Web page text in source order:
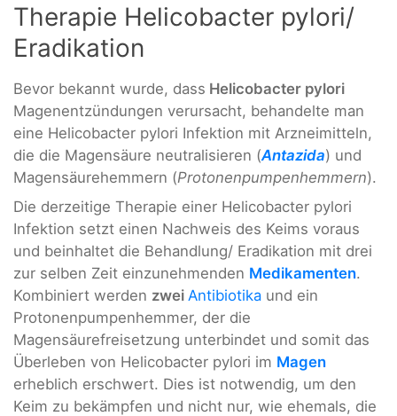
Therapie Helicobacter pylori/
Eradikation
Bevor bekannt wurde, dass Helicobacter pylori
Magenentzündungen verursacht, behandelte man
eine Helicobacter pylori Infektion mit Arzneimitteln,
die die Magensäure neutralisieren (Antazida) und
Magensäurehemmern (Protonenpumpenhemmern).
Die derzeitige Therapie einer Helicobacter pylori
Infektion setzt einen Nachweis des Keims voraus
und beinhaltet die Behandlung/ Eradikation mit drei
zur selben Zeit einzunehmenden Medikamenten.
Kombiniert werden zwei Antibiotika und ein
Protonenpumpenhemmer, der die
Magensäurefreisetzung unterbindet und somit das
Überleben von Helicobacter pylori im Magen
erheblich erschwert. Dies ist notwendig, um den
Keim zu bekämpfen und nicht nur, wie ehemals, die